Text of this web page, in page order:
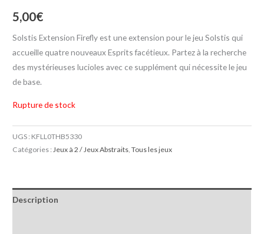
5,00€
Solstis Extension Firefly est une extension pour le jeu Solstis qui
accueille quatre nouveaux Esprits facétieux. Partez à la recherche
des mystérieuses lucioles avec ce supplément qui nécessite le jeu
de base.
Rupture de stock
UGS : KFLL0THB5330
Catégories : Jeux à 2 / Jeux Abstraits ,Tous les jeux
Description